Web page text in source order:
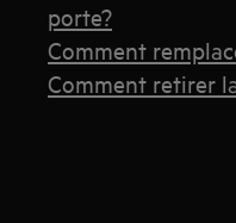
porte?
Comment
Comment retirer